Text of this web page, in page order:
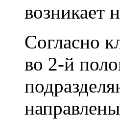
возникает
Согласно
во 2-й